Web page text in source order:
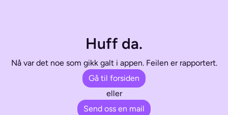
Huff da.
Nå var det noe som gikk galt i appen. Feilen er rapportert.
Gå til forsiden
eller
Send oss en mail